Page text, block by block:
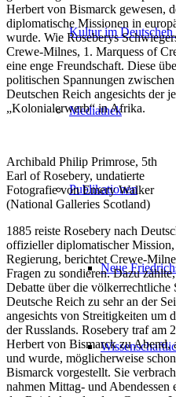
Kultur im Deutschen
Mediathek
Publikationen
Neue
Herbert von Bismarck gewesen,
diplomatische Missionen in
wurde. Wie Roseberys
Crewe-Milnes, 1. Marquess of
eine enge Freundschaft. Diese
politischen Spannungen
Deutschen Reich angesichts der
„Kolonialerwerb“ in Afrika.
Archibald Philip Primrose, 5th
Earl of Rosebery, undatierte
Fotografie von Emery Walker
(National Galleries Scotland)
1885 reiste Rosebery nach
offizieller diplomatischer
Regierung, berichtet Crewe-
Fragen zu sondieren. Dazu
Debatte über die völkerrechtliche
Deutsche Reich zu sehr an der
angesichts von Streitigkeiten um
der Russlands. Rosebery traf
Herbert von Bismarck zu Abend,
und wurde, möglicherweise
Bismarck vorgestellt. Sie
nahmen Mittag- und Abendessen